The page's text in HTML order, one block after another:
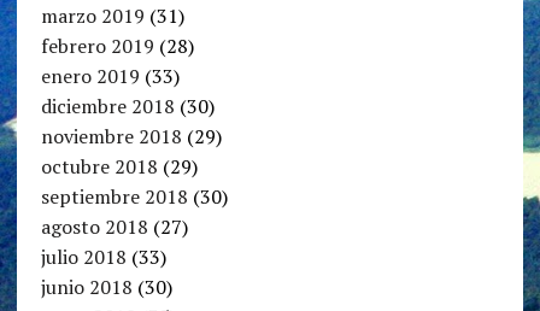
marzo 2019 (31)
febrero 2019 (28)
enero 2019 (33)
diciembre 2018 (30)
noviembre 2018 (29)
octubre 2018 (29)
septiembre 2018 (30)
agosto 2018 (27)
julio 2018 (33)
junio 2018 (30)